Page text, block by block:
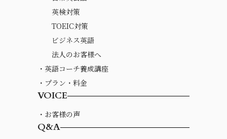
英検対策
TOEIC対策
ビジネス英語
法人のお客様へ
・英語コーチ養成講座
・プラン・料金
VOICE
・お客様の声
Q&A